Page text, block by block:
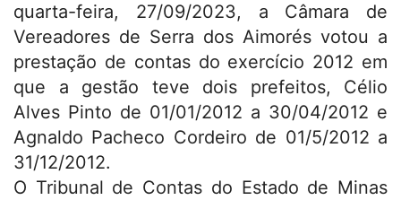
quarta-feira, 27/09/2023, a Câmara de
Vereadores de Serra dos Aimorés votou a
prestação de contas do exercício 2012 em
que a gestão teve dois prefeitos, Célio
Alves Pinto de 01/01/2012 a 30/04/2012 e
Agnaldo Pacheco Cordeiro de 01/5/2012 a
31/12/2012.
O Tribunal de Contas do Estado de Minas